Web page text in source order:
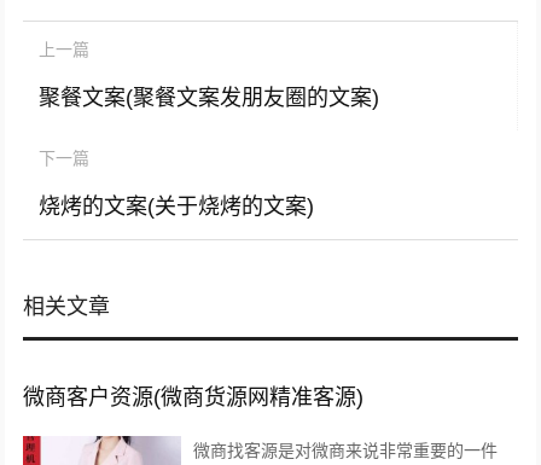
上一篇
聚餐文案(聚餐文案发朋友圈的文案)
下一篇
烧烤的文案(关于烧烤的文案)
相关文章
微商客户资源(微商货源网精准客源)
微商找客源是对微商来说非常重要的一件